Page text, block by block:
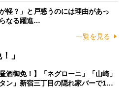
軽？」と戸惑うのには理由があっ
なる躍進…
一覧を見る
」
酒御免！】「ネグローニ」「山崎」
タン」新宿三丁目の隠れ家バーで1…